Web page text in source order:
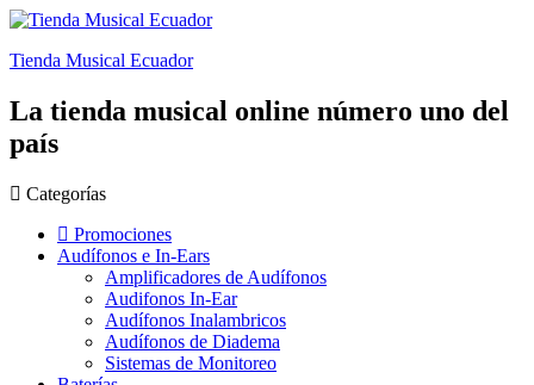
Tienda Musical Ecuador
La tienda musical online número uno del
país
Categorías
Promociones
Audífonos e In-Ears
Amplificadores de Audífonos
Audifonos In-Ear
Audífonos Inalambricos
Audífonos de Diadema
Sistemas de Monitoreo